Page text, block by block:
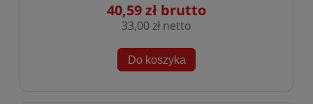
40,59 zł
33,00 zł
Do koszyka